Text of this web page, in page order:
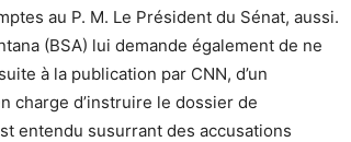
au P. M. Le Président du Sénat, aussi.
(BSA) lui demande également de ne
à la publication par CNN, d’un
charge d’instruire le dossier de
entendu susurrant des accusations